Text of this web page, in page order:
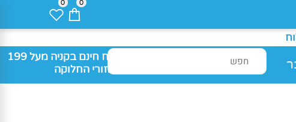
משלוח חינם בקניה מעל 199
₪ באזורי החלוקה
0 0